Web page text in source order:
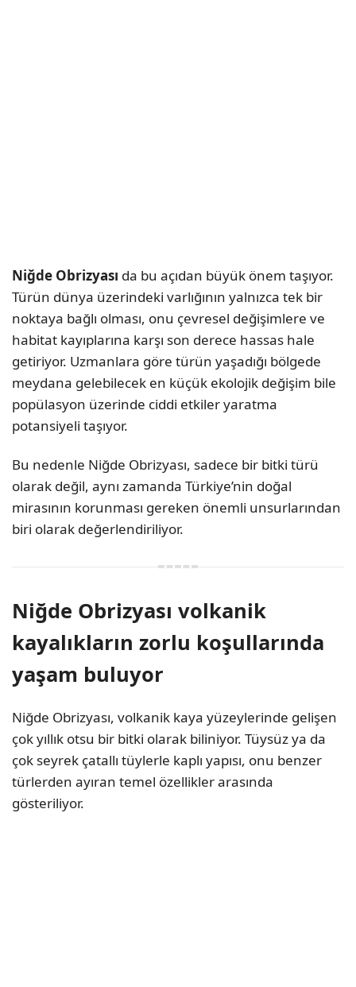
Niğde Obrizyası da bu açıdan büyük önem taşıyor.
Türün dünya üzerindeki varlığının yalnızca tek bir
noktaya bağlı olması, onu çevresel değişimlere ve
habitat kayıplarına karşı son derece hassas hale
getiriyor. Uzmanlara göre türün yaşadığı bölgede
meydana gelebilecek en küçük ekolojik değişim bile
popülasyon üzerinde ciddi etkiler yaratma
potansiyeli taşıyor.
Bu nedenle Niğde Obrizyası, sadece bir bitki türü
olarak değil, aynı zamanda Türkiye’nin doğal
mirasının korunması gereken önemli unsurlarından
biri olarak değerlendiriliyor.
Niğde Obrizyası volkanik
kayalıkların zorlu koşullarında
yaşam buluyor
Niğde Obrizyası, volkanik kaya yüzeylerinde gelişen
çok yıllık otsu bir bitki olarak biliniyor. Tüysüz ya da
çok seyrek çatallı tüylerle kaplı yapısı, onu benzer
türlerden ayıran temel özellikler arasında
gösteriliyor.